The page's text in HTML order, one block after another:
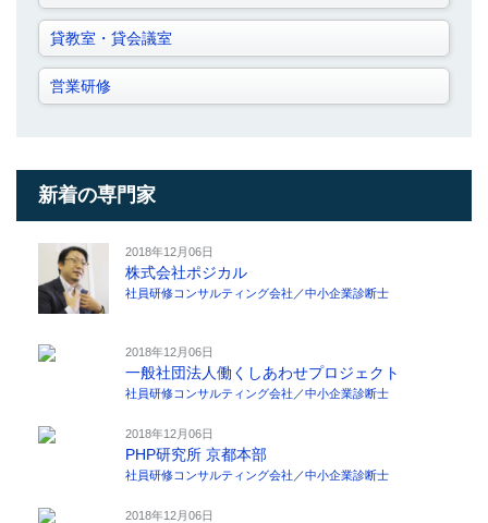
貸教室・貸会議室
営業研修
新着の専門家
2018年12月06日
株式会社ポジカル
社員研修コンサルティング会社 ／中小企業診断士
2018年12月06日
一般社団法人働くしあわせプロジェクト
社員研修コンサルティング会社 ／中小企業診断士
2018年12月06日
PHP研究所 京都本部
社員研修コンサルティング会社 ／中小企業診断士
2018年12月06日